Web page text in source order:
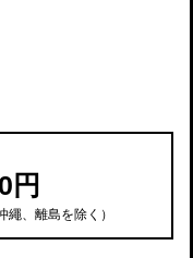
円
、離島を除く）